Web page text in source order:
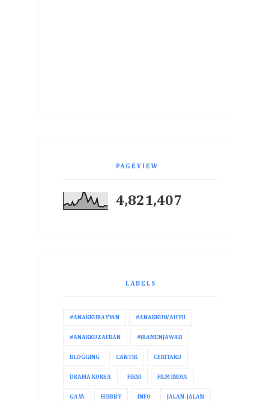
PAGEVIEW
4,821,407
LABELS
#ANAKKURAYYAN #ANAKKUWAHYU
#ANAKKUZAFRAN #IRAMENJAWAB
BLOGGING CANTIK CERITAKU
DRAMA KOREA FIKSI FILM INDIA
GAYA HOBBY INFO JALAN-JALAN